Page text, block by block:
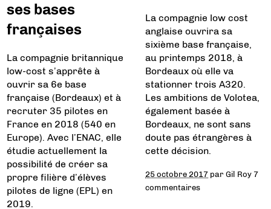
ses bases
françaises
La compagnie britannique
low-cost s’apprête à
ouvrir sa 6e base
française (Bordeaux) et à
recruter 35 pilotes en
France en 2018 (540 en
Europe). Avec l’ENAC, elle
étudie actuellement la
possibilité de créer sa
propre filière d’élèves
pilotes de ligne (EPL) en
2019.
La compagnie low cost
anglaise ouvrira sa
sixième base française,
au printemps 2018, à
Bordeaux où elle va
stationner trois A320.
Les ambitions de Volotea,
également basée à
Bordeaux, ne sont sans
doute pas étrangères à
cette décision.
25 octobre 2017 parGil Roy 7
commentaires